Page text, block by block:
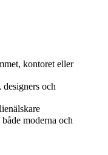
kontoret eller
och
moderna och